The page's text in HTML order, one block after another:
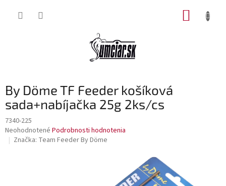
By Döme TF Feeder košíková
sada+nabíjačka 25g 2ks/cs
7340-225
Priemerné
hodnotenie
Neohodnotené Podrobnosti hodnotenia
Značka: Team Feeder By Döme